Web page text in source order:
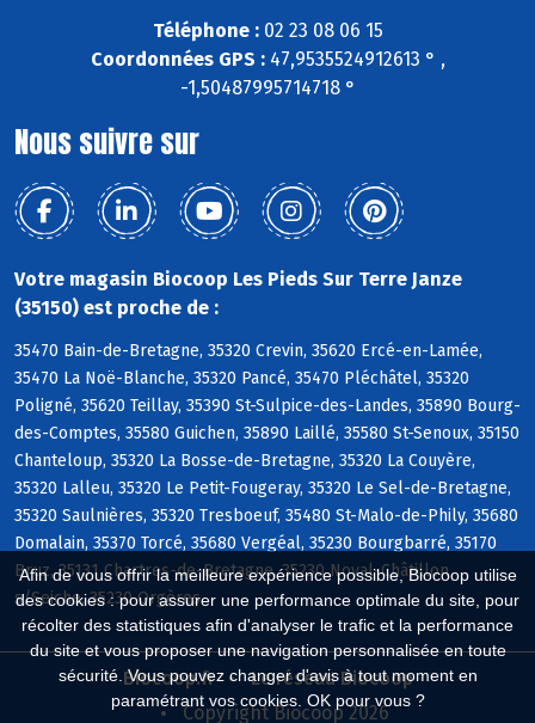
Afin de vous offrir la meilleure expérience possible, Biocoop utilise
des cookies : pour assurer une performance optimale du site, pour
récolter des statistiques afin d'analyser le trafic et la performance
du site et vous proposer une navigation personnalisée en toute
sécurité. Vous pouvez changer d'avis à tout moment en
paramétrant vos cookies. OK pour vous ?
Téléphone :02 23 08 06 15
Coordonnées GPS :47,9535524912613 ° ,
-1,50487995714718 °
Nous suivre sur
Votre magasin Biocoop Les Pieds Sur Terre Janze
(35150) est proche de :
35470 Bain-de-Bretagne, 35320 Crevin, 35620 Ercé-en-Lamée,
35470 La Noë-Blanche, 35320 Pancé, 35470 Pléchâtel, 35320
Poligné, 35620 Teillay, 35390 St-Sulpice-des-Landes, 35890 Bourg-
des-Comptes, 35580 Guichen, 35890 Laillé, 35580 St-Senoux, 35150
Chanteloup, 35320 La Bosse-de-Bretagne, 35320 La Couyère,
35320 Lalleu, 35320 Le Petit-Fougeray, 35320 Le Sel-de-Bretagne,
35320 Saulnières, 35320 Tresboeuf, 35480 St-Malo-de-Phily, 35680
Domalain, 35370 Torcé, 35680 Vergéal, 35230 Bourgbarré, 35170
Bruz, 35131 Chartres-de-Bretagne, 35230 Noyal-Châtillon
s/Seiche, 35230 Orgères
Biocoop.fr
Le réseau Biocoop
Copyright Biocoop 2026